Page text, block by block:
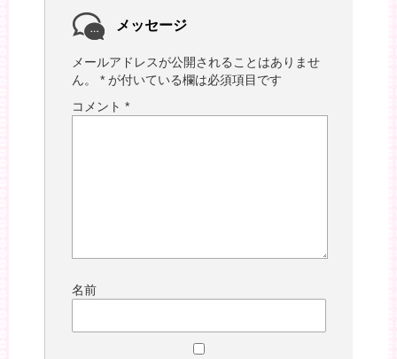
メッセージ
メールアドレスが公開されることはありませ
ん。
* が付いている欄は必須項目です
コメント *
名前